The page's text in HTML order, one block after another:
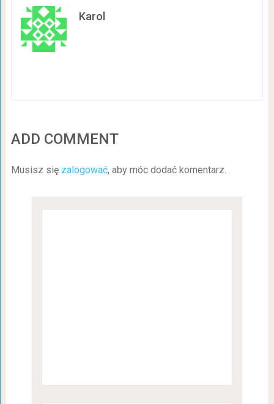
Karol
ADD COMMENT
Musisz się zalogować, aby móc dodać komentarz.